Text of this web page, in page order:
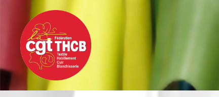
contenu
principal